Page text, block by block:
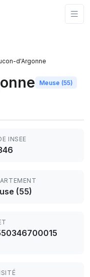
d'Argonne
Meuse (55)
INSEE
(55)